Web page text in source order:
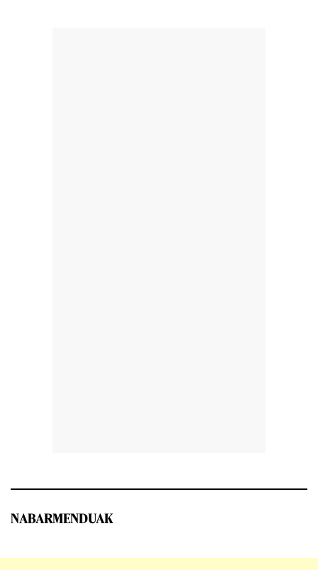
NABARMENDUAK